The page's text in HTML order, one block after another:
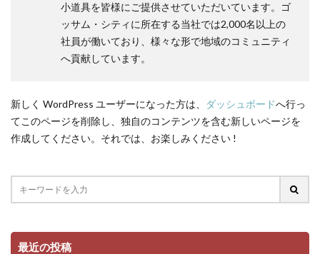
小道具を皆様にご提供させていただいています。ゴ
ッサム・シティに所在する当社では2,000名以上の
社員が働いており、様々な形で地域のコミュニティ
へ貢献しています。
新しく WordPress ユーザーになった方は、 ダッシュボードへ行っ
てこのページを削除し、独自のコンテンツを含む新しいページを
作成してください。それでは、お楽しみください !
最近の投稿